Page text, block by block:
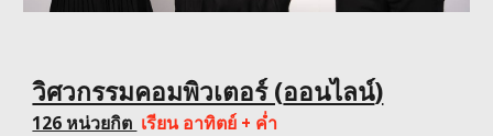
วิศวกรรมคอมพิวเตอร์ (ออนไลน์)
126 หน่วยกิต เรียน อาทิตย์ + ค่ำ